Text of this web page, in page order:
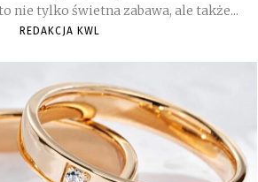
nie tylko świetna zabawa, ale także...
REDAKCJA KWL